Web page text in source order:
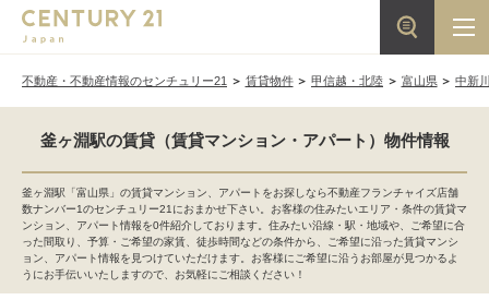
不動産・不動産情報のセンチュリー21 賃貸物件 甲信越・北陸 富山県 中新
釜ヶ淵駅の賃貸（賃貸マンション・アパート）物件情報
釜ヶ淵駅「富山県」の賃貸マンション、アパートをお探しなら不動産フランチャイズ店舗
数ナンバー1のセンチュリー21におまかせ下さい。お客様の住みたいエリア・条件の賃貸マ
ンション、アパート情報を0件紹介しております。住みたい沿線・駅・地域や、ご希望に合
った間取り、予算・ご希望の家賃、徒歩時間などの条件から、ご希望に沿った賃貸マンシ
ョン、アパート情報を見つけていただけます。お客様にご希望に沿うお部屋が見つかるよ
うにお手伝いいたしますので、お気軽にご相談ください！